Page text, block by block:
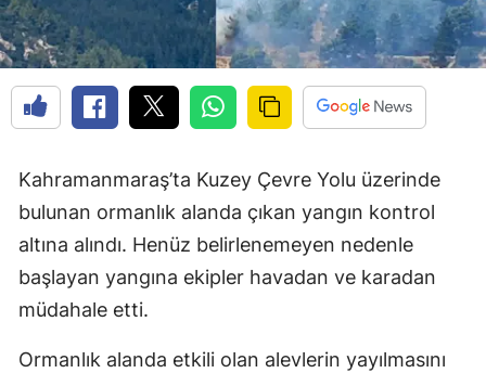
Kahramanmaraş’ta Kuzey Çevre Yolu üzerinde
bulunan ormanlık alanda çıkan yangın kontrol
altına alındı. Henüz belirlenemeyen nedenle
başlayan yangına ekipler havadan ve karadan
müdahale etti.
Ormanlık alanda etkili olan alevlerin yayılmasını